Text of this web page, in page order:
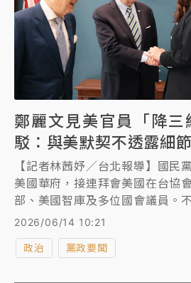
鄭麗文見美官員「降
駁：與美默契不透露細節
【記者林茜妤／台北報導】國民
美國華府，接連拜會美國在台協
部、美國智庫及多位國會議員。
國務院派出科室層級官員，較慣
此，國民黨表示，基於雙方默契
安排細節，特定媒體刻意扭曲事
2026/06/14 10:21
政治 黨政要聞